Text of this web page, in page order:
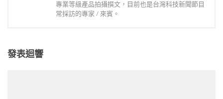
專業等級產品拍攝撰文，目前也是台灣科技新聞節目
常採訪的專家 / 來賓。
發表迴響